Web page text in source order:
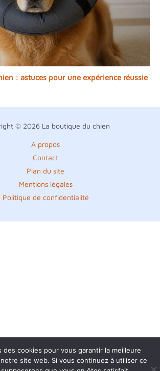
: astuces pour une expérience réussie
© 2026 La boutique du chien
A propos
Contact
Plan du site
Mentions légales
Politique de confidentialité
des cookies pour vous garantir la meilleure
site web. Si vous continuez à utiliser ce